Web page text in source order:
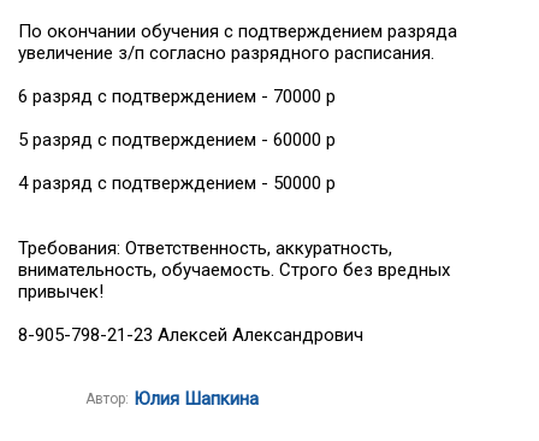
По окончании обучения с подтверждением разряда
увеличение з/п согласно разрядного расписания.
6 разряд с подтверждением - 70000 р
5 разряд с подтверждением - 60000 р
4 разряд с подтверждением - 50000 р
Требования: Ответственность, аккуратность,
внимательность, обучаемость. Строго без вредных
привычек!
8-905-798-21-23 Алексей Александрович
Автор: Юлия Шапкина